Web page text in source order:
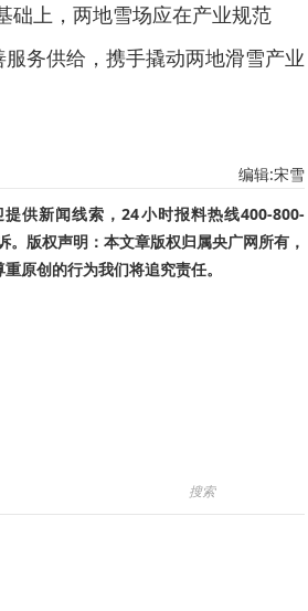
础上，两地雪场应在产业规范
务供给，携手撬动两地滑雪产业
编辑:宋雪
供新闻线索，24小时报料热线400-800-
版权声明：本文章版权归属央广网所有，
原创的行为我们将追究责任。